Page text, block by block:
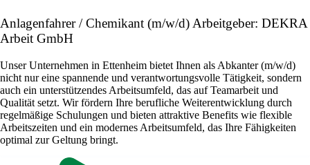
Anlagenfahrer / Chemikant (m/w/d) Arbeitgeber: DEKRA
Arbeit GmbH
Unser Unternehmen in Ettenheim bietet Ihnen als Abkanter (m/w/d)
nicht nur eine spannende und verantwortungsvolle Tätigkeit, sondern
auch ein unterstützendes Arbeitsumfeld, das auf Teamarbeit und
Qualität setzt. Wir fördern Ihre berufliche Weiterentwicklung durch
regelmäßige Schulungen und bieten attraktive Benefits wie flexible
Arbeitszeiten und ein modernes Arbeitsumfeld, das Ihre Fähigkeiten
optimal zur Geltung bringt.